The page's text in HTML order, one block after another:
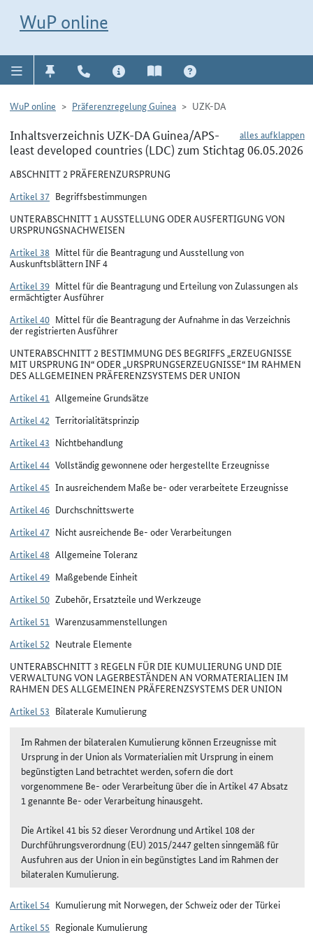
WuP online
WuP online Präferenzregelung Guinea UZK-DA
alles aufklappen
Inhaltsverzeichnis UZK-DA Guinea/APS-
least developed countries (LDC) zum Stichtag 06.05.2026
ABSCHNITT 2 PRÄFERENZURSPRUNG
Artikel 37 Begriffsbestimmungen
UNTERABSCHNITT 1 AUSSTELLUNG ODER AUSFERTIGUNG VON
URSPRUNGSNACHWEISEN
Artikel 38 Mittel für die Beantragung und Ausstellung von
Auskunftsblättern INF 4
Artikel 39 Mittel für die Beantragung und Erteilung von Zulassungen als
ermächtigter Ausführer
Artikel 40 Mittel für die Beantragung der Aufnahme in das Verzeichnis
der registrierten Ausführer
UNTERABSCHNITT 2 BESTIMMUNG DES BEGRIFFS „ERZEUGNISSE
MIT URSPRUNG IN“ ODER „URSPRUNGSERZEUGNISSE“ IM RAHMEN
DES ALLGEMEINEN PRÄFERENZSYSTEMS DER UNION
Artikel 41 Allgemeine Grundsätze
Artikel 42 Territorialitätsprinzip
Artikel 43 Nichtbehandlung
Artikel 44 Vollständig gewonnene oder hergestellte Erzeugnisse
Artikel 45 In ausreichendem Maße be- oder verarbeitete Erzeugnisse
Artikel 46 Durchschnittswerte
Artikel 47 Nicht ausreichende Be- oder Verarbeitungen
Artikel 48 Allgemeine Toleranz
Artikel 49 Maßgebende Einheit
Artikel 50 Zubehör, Ersatzteile und Werkzeuge
Artikel 51 Warenzusammenstellungen
Artikel 52 Neutrale Elemente
UNTERABSCHNITT 3 REGELN FÜR DIE KUMULIERUNG UND DIE
VERWALTUNG VON LAGERBESTÄNDEN AN VORMATERIALIEN IM
RAHMEN DES ALLGEMEINEN PRÄFERENZSYSTEMS DER UNION
Artikel 53 Bilaterale Kumulierung
Im Rahmen der bilateralen Kumulierung können Erzeugnisse mit
Ursprung in der Union als Vormaterialien mit Ursprung in einem
begünstigten Land betrachtet werden, sofern die dort
vorgenommene Be- oder Verarbeitung über die in Artikel 47 Absatz
1 genannte Be- oder Verarbeitung hinausgeht.
Die Artikel 41 bis 52 dieser Verordnung und Artikel 108 der
Durchführungsverordnung (EU) 2015/2447 gelten sinngemäß für
Ausfuhren aus der Union in ein begünstigtes Land im Rahmen der
bilateralen Kumulierung.
Artikel 54 Kumulierung mit Norwegen, der Schweiz oder der Türkei
Artikel 55 Regionale Kumulierung